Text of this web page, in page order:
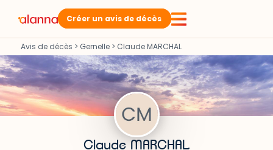
Créer un avis de décès
Avis de décès > Gernelle > Claude MARCHAL
Claude MARCHAL